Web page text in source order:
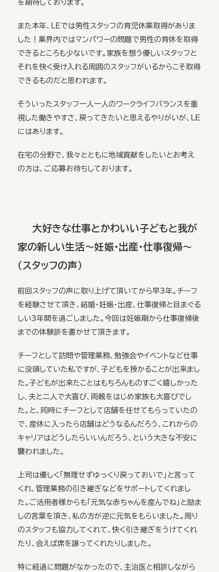
を期待しております。
また本年、LEでは男性スタッフの育児休業取得がありま
した！業界内ではマンパワーの問題で男性の育休を取得
できるところも少ないです。家族を想う優しいスタッフと
それを快く受け入れる周囲のスタッフがいるからこそ取得
できるものだと思われます。
そういったスタッフ一人一人のワークライフバランスを重
視した働きやすさ、戻ってきたいと思えるやりがいが、LE
にはあります。
在宅の分野で、我々とともに地域貢献をしたいとお考え
の方は、ご応募お待ちしております。
大好きな仕事とかわいい子どもと我が
家の新しい生活～妊娠・出産・仕事復帰～
（スタッフの声）
前回スタッフの声に取り上げて頂いてから早3年。チーフ
を経験させて頂き、結婚・妊娠・出産、仕事復帰と目まぐる
しい3年間を過ごしました。今回は妊娠期から仕事復帰後
までの体験談を書かせて頂きます。
チーフとして訪問や管理業務、勉強会やイベントなど仕事
に没頭していた私ですが、子どもを授かることが出来まし
た。子どもが出来たことはもちろんものすごく嬉しかった
し、夫と二人で大喜び、両親をはじめ家族も大喜びでし
た。と、同時にチーフとして店舗を任せてもらっていたの
で、産休に入ったら店舗はどうなるんだろう、これからの
キャリアはどうしたらいいんだろう、という大きな不安に
襲われました。
上司は優しく「無理せずゆっくり戻っておいで」と言って
くれ、管理業務の引き継ぎなどをサポートしてくれまし
た。ご活用者様からも「元気な赤ちゃんを産んでね」と励ま
しの言葉を頂き、私の方が逆に元気をもらいました。周り
のスタッフも協力してくれて、快く引き継ぎをうけてくれ
たり、会えば席を譲ってくれたりしました。
特に経過に問題がなかったので、主治医と相談しながら